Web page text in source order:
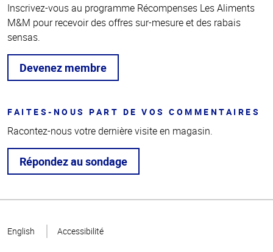
Inscrivez-vous au programme Récompenses Les Aliments
M&M pour recevoir des offres sur-mesure et des rabais
sensas.
Devenez membre
FAITES-NOUS PART DE VOS COMMENTAIRES
Racontez-nous votre dernière visite en magasin.
Répondez au sondage
page
English Accessibilité